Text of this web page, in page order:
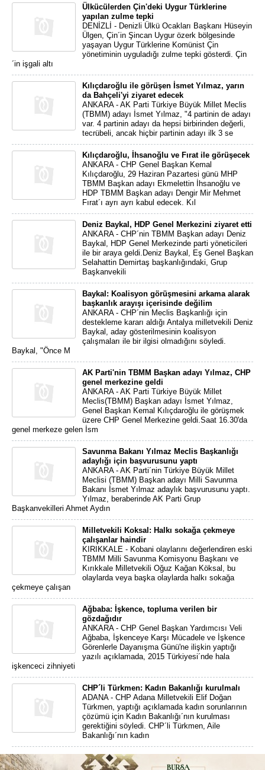
Ülkücülerden Çin'deki Uygur Türklerine
yapılan zulme tepki
DENİZLİ - Denizli Ülkü Ocakları Başkanı Hüseyin
Ülgen, Çin´in Şincan Uygur özerk bölgesinde
yaşayan Uygur Türklerine Komünist Çin
yönetiminin uyguladığı zulme tepki gösterdi. Çin
´in işgali altı
Kılıçdaroğlu ile görüşen İsmet Yılmaz, yarın
da Bahçeli'yi ziyaret edecek
ANKARA - AK Parti Türkiye Büyük Millet Meclis
(TBMM) adayı İsmet Yılmaz, "4 partinin de adayı
var. 4 partinin adayı da hepsi birbirinden değerli,
tecrübeli, ancak hiçbir partinin adayı ilk 3 se
Kılıçdaroğlu, İhsanoğlu ve Fırat ile görüşecek
ANKARA - CHP Genel Başkan Kemal
Kılıçdaroğlu, 29 Haziran Pazartesi günü MHP
TBMM Başkan adayı Ekmelettin İhsanoğlu ve
HDP TBMM Başkan adayı Dengir Mir Mehmet
Fırat´ı ayrı ayrı kabul edecek. Kıl
Deniz Baykal, HDP Genel Merkezini ziyaret etti
ANKARA - CHP´nin TBMM Başkan adayı Deniz
Baykal, HDP Genel Merkezinde parti yöneticileri
ile bir araya geldi.Deniz Baykal, Eş Genel Başkan
Selahattin Demirtaş başkanlığındaki, Grup
Başkanvekili
Baykal: Koalisyon görüşmesini arkama alarak
başkanlık arayışı içerisinde değilim
ANKARA - CHP´nin Meclis Başkanlığı için
destekleme kararı aldığı Antalya milletvekili Deniz
Baykal, aday gösterilmesinin koalisyon
çalışmaları ile bir ilgisi olmadığını söyledi.
Baykal, "Önce M
AK Parti'nin TBMM Başkan adayı Yılmaz, CHP
genel merkezine geldi
ANKARA - AK Parti Türkiye Büyük Millet
Meclis(TBMM) Başkan adayı İsmet Yılmaz,
Genel Başkan Kemal Kılıçdaroğlu ile görüşmek
üzere CHP Genel Merkezine geldi.Saat 16.30'da
genel merkeze gelen İsm
Savunma Bakanı Yılmaz Meclis Başkanlığı
adaylığı için başvurusunu yaptı
ANKARA - AK Parti´nin Türkiye Büyük Millet
Meclisi (TBMM) Başkan adayı Milli Savunma
Bakanı İsmet Yılmaz adaylık başvurusunu yaptı.
Yılmaz, beraberinde AK Parti Grup
Başkanvekilleri Ahmet Aydın
Milletvekili Koksal: Halkı sokağa çekmeye
çalışanlar haindir
KIRIKKALE - Kobani olaylarını değerlendiren eski
TBMM Milli Savunma Komisyonu Başkanı ve
Kırıkkale Milletvekili Oğuz Kağan Köksal, bu
olaylarda veya başka olaylarda halkı sokağa
çekmeye çalışan
Ağbaba: İşkence, topluma verilen bir
gözdağıdır
ANKARA - CHP Genel Başkan Yardımcısı Veli
Ağbaba, İşkenceye Karşı Mücadele ve İşkence
Görenlerle Dayanışma Günü'ne ilişkin yaptığı
yazılı açıklamada, 2015 Türkiyesi´nde hala
işkenceci zihniyeti
CHP´li Türkmen: Kadın Bakanlığı kurulmalı
ADANA - CHP Adana Milletvekili Elif Doğan
Türkmen, yaptığı açıklamada kadın sorunlarının
çözümü için Kadın Bakanlığı´nın kurulması
gerektiğini söyledi. CHP´li Türkmen, Aile
Bakanlığı´nın kadın